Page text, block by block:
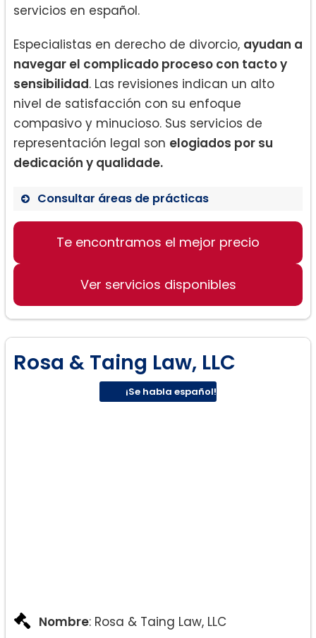
servicios en español.
Especialistas en derecho de divorcio, ayudan a
navegar el complicado proceso con tacto y
sensibilidad. Las revisiones indican un alto
nivel de satisfacción con su enfoque
compasivo y minucioso. Sus servicios de
representación legal son elogiados por su
dedicación y qualidade.
Consultar áreas de prácticas
Derecho de familia
Propiedad inmobiliaria
Asuntos migratorios
Te encontramos el mejor precio
Ver servicios disponibles
Rosa & Taing Law, LLC
¡Se habla español!
Nombre: Rosa & Taing Law, LLC